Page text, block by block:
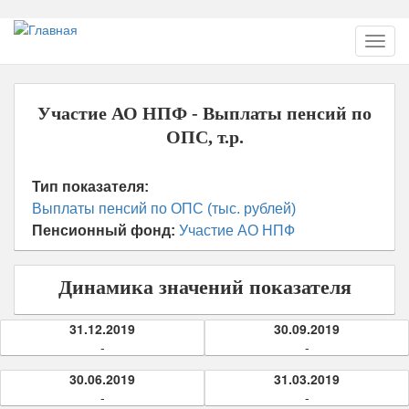
Перейти
основному
содержанию
Участие АО НПФ - Выплаты пенсий по
ОПС, т.р.
Тип показателя:
Выплаты пенсий по ОПС (тыс. рублей)
Пенсионный фонд: Участие АО НПФ
Динамика значений показателя
31.12.2019
-
30.09.2019
-
30.06.2019
-
31.03.2019
-